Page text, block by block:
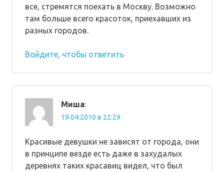
все, стремятся поехать в Москву. Возможно
там больше всего красоток, приехавших из
разных городов.
Войдите, чтобы ответить
Миша:
19.04.2010 в 22:29
Красивые девушки не зависят от города, они
в принципе везде есть даже в захудалых
деревнях таких красавиц видел, что был